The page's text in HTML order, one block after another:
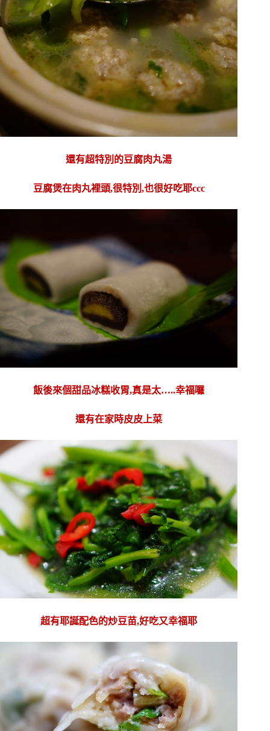
還有超特別的豆腐肉丸湯
豆腐煲在肉丸裡頭,很特別,也很好吃耶ccc
飯後來個甜品冰糕收胃,真是太…..幸福囉
還有在家時皮皮上菜
超有耶誕配色的炒豆苗,好吃又幸福耶